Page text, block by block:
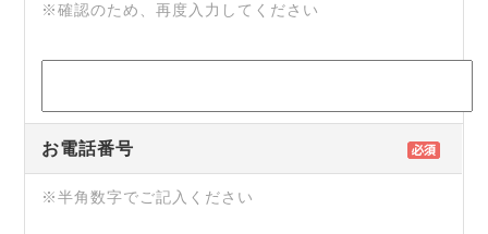
※確認のため、再度入力してください
お電話番号
※半角数字でご記入ください